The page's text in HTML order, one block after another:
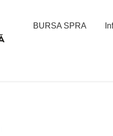
BURSA SPRA